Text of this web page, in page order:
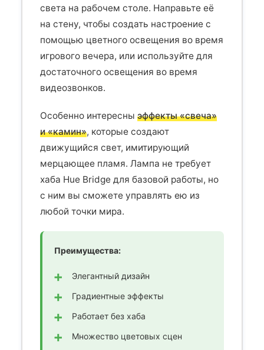
света на рабочем столе. Направьте её
на стену, чтобы создать настроение с
помощью цветного освещения во время
игрового вечера, или используйте для
достаточного освещения во время
видеозвонков.
Особенно интересны эффекты «свеча»
и «камин», которые создают
движущийся свет, имитирующий
мерцающее пламя. Лампа не требует
хаба Hue Bridge для базовой работы, но
с ним вы сможете управлять ею из
любой точки мира.
Преимущества:
Элегантный дизайн
Градиентные эффекты
Работает без хаба
Множество цветовых сцен